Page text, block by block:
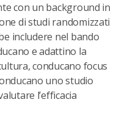
con un background in
di studi randomizzati
includere nel bando
e adattino la
conducano focus
uno studio
l’efficacia